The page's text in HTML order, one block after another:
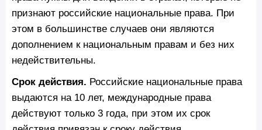
признают российские национальные права. При
этом в большинстве случаев они являются
дополнением к национальным правам и без них
недействительны.
Срок действия. Российские национальные права
выдаются на 10 лет, международные права
действуют только 3 года, при этом их срок